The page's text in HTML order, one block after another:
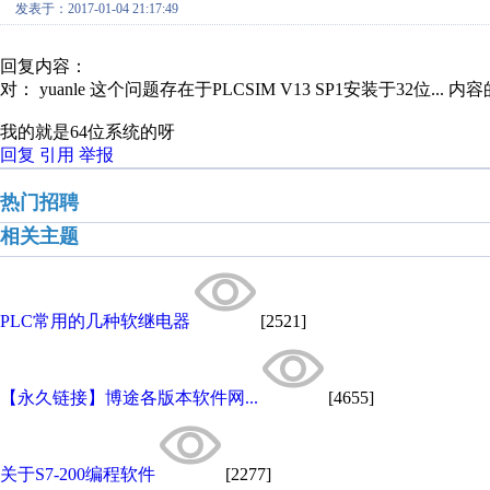
发表于：2017-01-04 21:17:49
回复内容：
对： yuanle 这个问题存在于PLCSIM V13 SP1安装于32位... 内容
我的就是64位系统的呀
回复 引用 举报
热门招聘
相关主题
PLC常用的几种软继电器 [2521]
【永久链接】博途各版本软件网... [4655]
关于S7-200编程软件 [2277]